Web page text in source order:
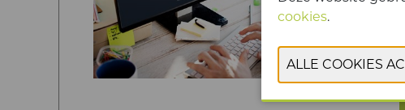
cookies.